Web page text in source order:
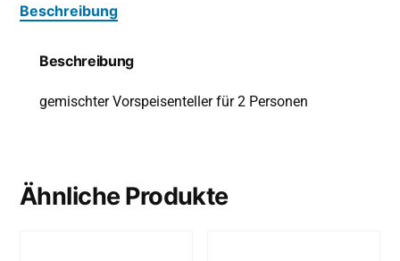
Beschreibung
Beschreibung
gemischter Vorspeisenteller für 2 Personen
Ähnliche Produkte